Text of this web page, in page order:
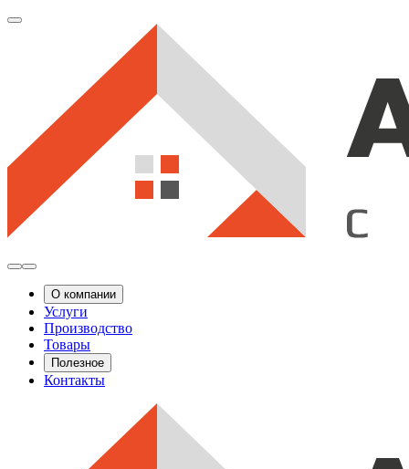
О компании
Услуги
Производство
Товары
Полезное
Контакты